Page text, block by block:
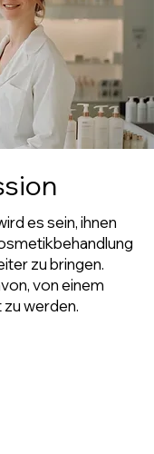
es sein, ihnen
zu bringen.
von einem
werden.